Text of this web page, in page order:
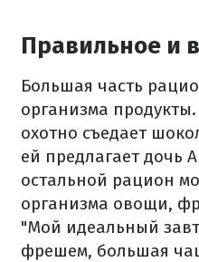
Правильное и
Большая часть
организма
охотно съедает
ей предлагает дочь
остальной рацион
организма овощи,
"Мой идеальный
фрешем, большая